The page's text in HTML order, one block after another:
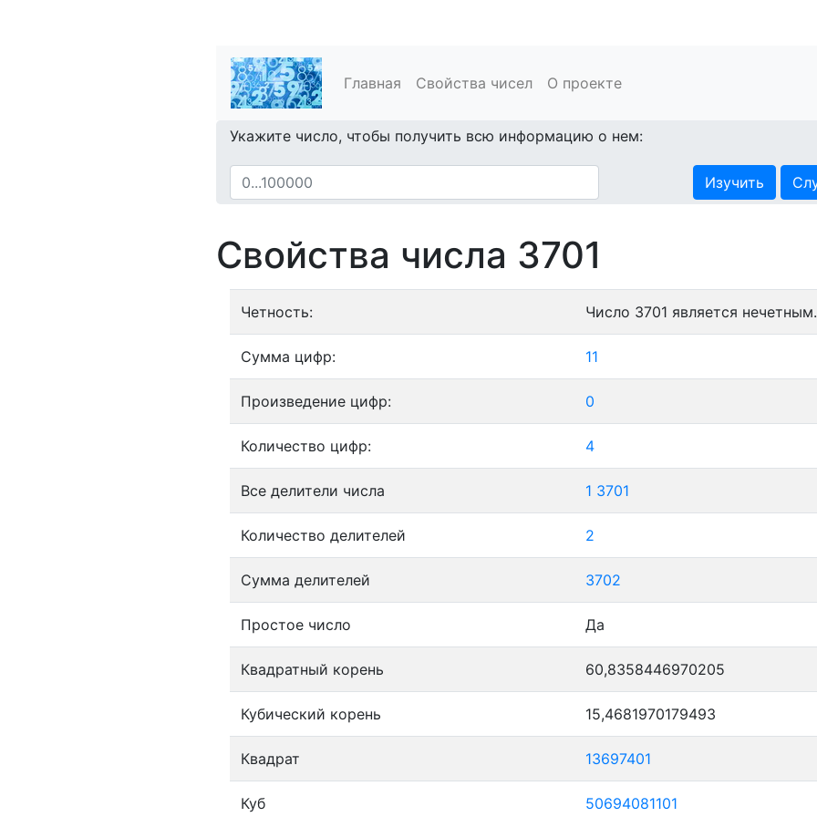
Главная Свойства чисел О проекте
Укажите число, чтобы получить всю информацию о нем:
Изучить
Свойства числа 3701
Четность: Число 3701 является нечетным.
Сумма цифр: 11
Произведение цифр: 0
Количество цифр: 4
Все делители числа 1 3701
Количество делителей 2
Сумма делителей 3702
Простое число Да
Квадратный корень 60,8358446970205
Кубический корень 15,4681970179493
Квадрат 13697401
Куб 50694081101